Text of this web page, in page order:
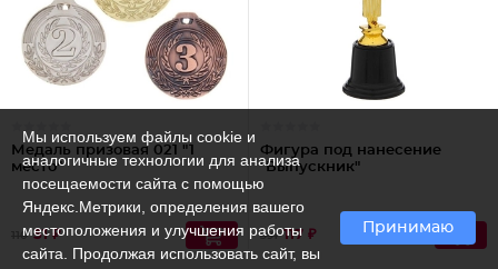
Медаль призовая 021 "1
место"
110 51 ₽
Фигура под нанесение
"Выпускник"
391 117 ₽
Мы используем файлы cookie и
аналогичные технологии для анализа
посещаемости сайта с помощью
Яндекс.Метрики, определения вашего
местоположения и улучшения работы
сайта. Продолжая использовать сайт, вы
Принимаю